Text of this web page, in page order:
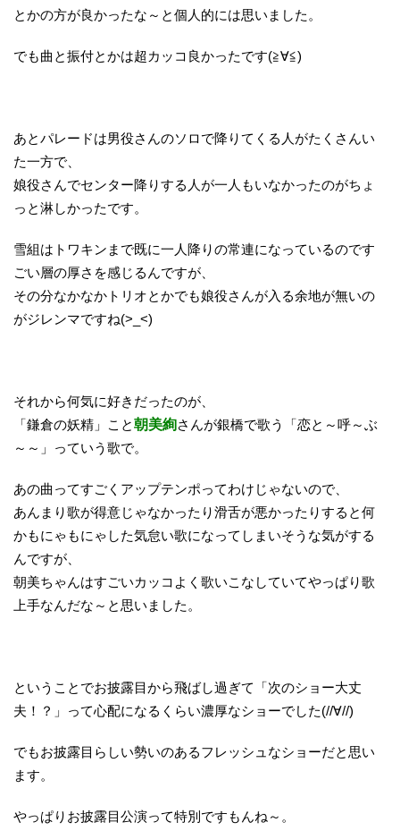
とかの方が良かったな～と個人的には思いました。
でも曲と振付とかは超カッコ良かったです(≧∀≦)
あとパレードは男役さんのソロで降りてくる人がたくさんい
た一方で、
娘役さんでセンター降りする人が一人もいなかったのがちょ
っと淋しかったです。
雪組はトワキンまで既に一人降りの常連になっているのです
ごい層の厚さを感じるんですが、
その分なかなかトリオとかでも娘役さんが入る余地が無いの
がジレンマですね(>_<)
それから何気に好きだったのが、
「鎌倉の妖精」こと朝美絢さんが銀橋で歌う「恋と～呼～ぶ
～～」っていう歌で。
あの曲ってすごくアップテンポってわけじゃないので、
あんまり歌が得意じゃなかったり滑舌が悪かったりすると何
かもにゃもにゃした気怠い歌になってしまいそうな気がする
んですが、
朝美ちゃんはすごいカッコよく歌いこなしていてやっぱり歌
上手なんだな～と思いました。
ということでお披露目から飛ばし過ぎて「次のショー大丈
夫！？」って心配になるくらい濃厚なショーでした(//∀//)
でもお披露目らしい勢いのあるフレッシュなショーだと思い
ます。
やっぱりお披露目公演って特別ですもんね～。